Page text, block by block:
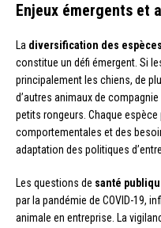
Enjeux émergents et
La diversification des espèces
constitue un défi émergent. Si
principalement les chiens, de
d’autres animaux de
petits rongeurs. Chaque
comportementales et des
adaptation des politiques
Les questions de santé
par la pandémie de COVID-19,
animale en entreprise. La